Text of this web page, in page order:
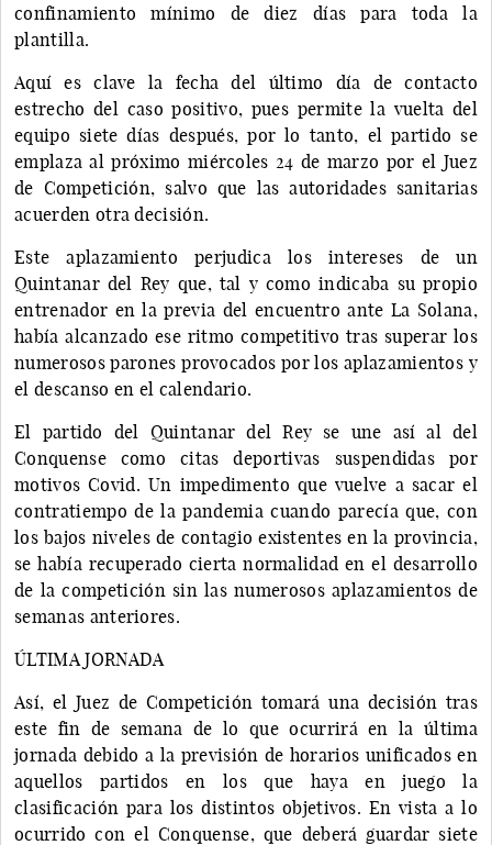
confinamiento mínimo de diez días para toda la
plantilla.
Aquí es clave la fecha del último día de contacto
estrecho del caso positivo, pues permite la vuelta del
equipo siete días después, por lo tanto, el partido se
emplaza al próximo miércoles 24 de marzo por el Juez
de Competición, salvo que las autoridades sanitarias
acuerden otra decisión.
Este aplazamiento perjudica los intereses de un
Quintanar del Rey que, tal y como indicaba su propio
entrenador en la previa del encuentro ante La Solana,
había alcanzado ese ritmo competitivo tras superar los
numerosos parones provocados por los aplazamientos y
el descanso en el calendario.
El partido del Quintanar del Rey se une así al del
Conquense como citas deportivas suspendidas por
motivos Covid. Un impedimento que vuelve a sacar el
contratiempo de la pandemia cuando parecía que, con
los bajos niveles de contagio existentes en la provincia,
se había recuperado cierta normalidad en el desarrollo
de la competición sin las numerosos aplazamientos de
semanas anteriores.
ÚLTIMA JORNADA
Así, el Juez de Competición tomará una decisión tras
este fin de semana de lo que ocurrirá en la última
jornada debido a la previsión de horarios unificados en
aquellos partidos en los que haya en juego la
clasificación para los distintos objetivos. En vista a lo
ocurrido con el Conquense, que deberá guardar siete